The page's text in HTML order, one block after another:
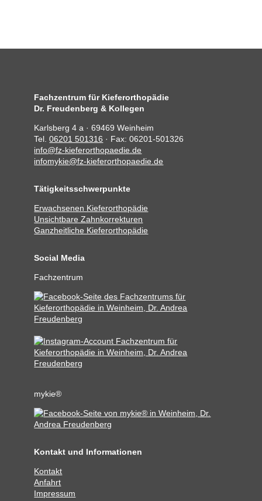
Fachzentrum für Kieferorthopädie
Dr. Freudenberg & Kollegen
Karlsberg 4 a · 69469 Weinheim
Tel.06201 501316 · Fax: 06201-501326
info@fz-kieferorthopaedie.de
infomykie@fz-kieferorthopaedie.de
Tätigkeitsschwerpunkte
Erwachsenen Kieferorthopädie
Unsichtbare Zahnkorrekturen
Ganzheitliche Kieferorthopädie
Social Media
Fachzentrum
mykie®
Kontakt und Informationen
Kontakt
Anfahrt
Impressum